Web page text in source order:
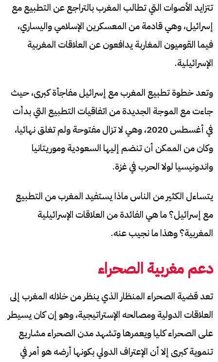
تتزايد الأصوات التي تطالب المغرب بالتراجع عن التطبيع مع
إسرائيل، وهي قادمة من المعسكرين الإسلامي واليساري،
فيما القوميون المغاربة يدافعون عن العلاقات المغربية
الإسرائيلية.
وتعد خطوة تطبيع المغرب مع إسرائيل مفاجأة كبرى، حيث
جاءت مع الموجة الجديدة من اتفاقيات التطبيع التي بدأت
في أغسطس 2020، وهي لا تزال مفتوحة ولم تغلق نهائيا،
وكان من الممكن أن تنضم إليها السعودية وموريتانيا
واندونيسيا لولا الحرب في غزة.
يتساءل الكثير من الناس ماذا يستفيد المغرب من التطبيع
مع إسرائيل؟ ما هي الفائدة من العلاقات الإسرائيلية
المغربية؟ وهذا ما نجيب عنه.
دعم مغربية الصحراء
تعد قضية الصحراء المنظار الذي ينظر من خلاله المغرب إلى
العلاقات الدولية ومصالحه الإستراتيجية، وهو إن كان يسيطر
على الصحراء كليا ويعمرها وتشهد مدن الصحراء مشاريع
تنموية كبرى إلا أن الإعتراف الدولي بكونها أرضه هو أمر في